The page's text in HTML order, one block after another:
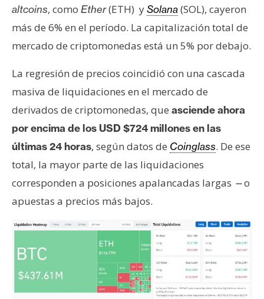
e
m
a
R
e
c
u
r
o
s
C
o
n
t
altcoins, como Ether(ETH) ySolana(SOL), cayeron
más de 6% en el período. La capitalización total de
mercado de criptomonedas está un 5% por debajo.
La regresión de precios coincidió con una cascada
masiva de liquidaciones en el mercado de
derivados de criptomonedas, que asciende ahora
por encima de los USD $724 millones en las
últimas 24 horas, según datos de Coinglass. De ese
total, la mayor parte de las liquidaciones
corresponden a posiciones apalancadas largas —o
apuestas a precios más bajos.